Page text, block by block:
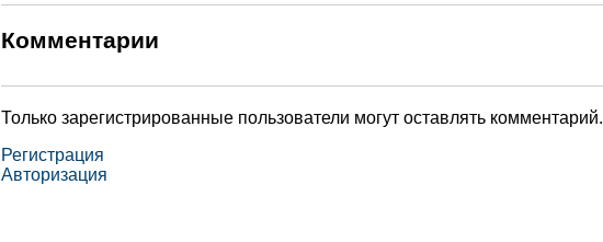
Комментарии
Только зарегистрированные пользователи могут оставлять комментарий.
Регистрация
Авторизация